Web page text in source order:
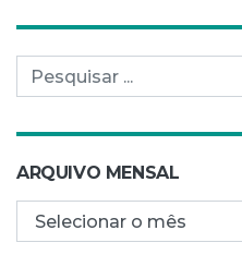
Pesquisar por:
ARQUIVO MENSAL
Arquivo mensal